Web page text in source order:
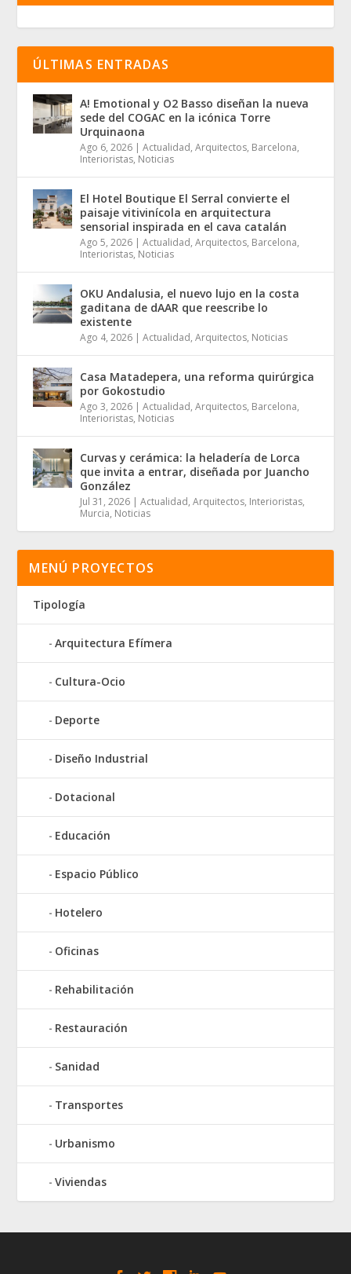
ÚLTIMAS ENTRADAS
A! Emotional y O2 Basso diseñan la nueva
sede del COGAC en la icónica Torre
Urquinaona
Ago 6, 2026 |Actualidad,Arquitectos, Barcelona,
Interioristas, Noticias
El Hotel Boutique El Serral convierte el
paisaje vitivinícola en arquitectura
sensorial inspirada en el cava catalán
Ago 5, 2026 |Actualidad,Arquitectos, Barcelona,
Interioristas, Noticias
OKU Andalusia, el nuevo lujo en la costa
gaditana de dAAR que reescribe lo
existente
Ago 4, 2026 |Actualidad,Arquitectos, Noticias
Casa Matadepera, una reforma quirúrgica
por Gokostudio
Ago 3, 2026 |Actualidad,Arquitectos, Barcelona,
Interioristas, Noticias
Curvas y cerámica: la heladería de Lorca
que invita a entrar, diseñada por Juancho
González
Jul 31, 2026 |Actualidad,Arquitectos, Interioristas,
Murcia, Noticias
MENÚ PROYECTOS
Tipología
Arquitectura Efímera
Cultura-Ocio
Deporte
Diseño Industrial
Dotacional
Educación
Espacio Público
Hotelero
Oficinas
Rehabilitación
Restauración
Sanidad
Transportes
Urbanismo
Viviendas